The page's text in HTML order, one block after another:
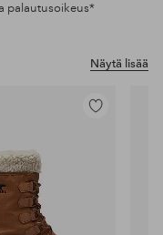
palautusoikeus*
Näytä lisää
Lisää